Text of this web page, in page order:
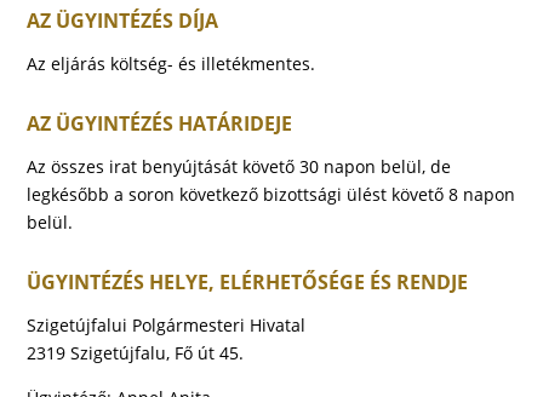
AZ ÜGYINTÉZÉS DÍJA
Az eljárás költség- és illetékmentes.
AZ ÜGYINTÉZÉS HATÁRIDEJE
Az összes irat benyújtását követő 30 napon belül, de
legkésőbb a soron következő bizottsági ülést követő 8 napon
belül.
ÜGYINTÉZÉS HELYE, ELÉRHETŐSÉGE ÉS RENDJE
Szigetújfalui Polgármesteri Hivatal
2319 Szigetújfalu, Fő út 45.